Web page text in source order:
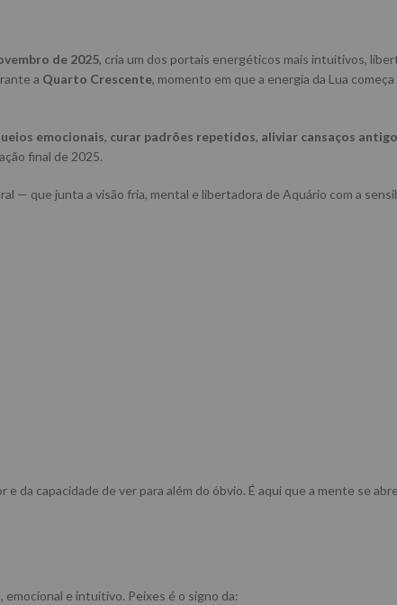
de 2025, cria um dos portais energéticos mais intuitivos,
a Quarto Crescente, momento em que a energia da Lua
emocionais, curar padrões repetidos, aliviar cansaços
final de 2025.
— que junta a visão fria, mental e libertadora de Aquário com a
da capacidade de ver para além do óbvio. É aqui que a mente se
e intuitivo. Peixes é o signo da: